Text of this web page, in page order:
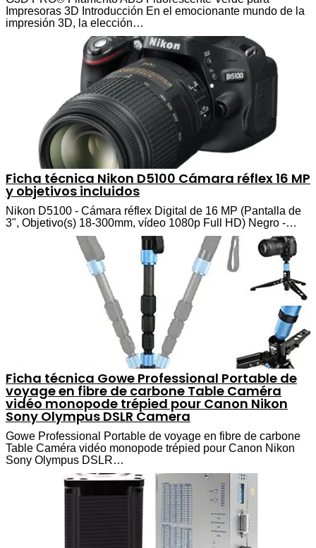
Impresoras 3D Introducción En el emocionante mundo de la
impresión 3D, la elección…
Ficha técnica Nikon D5100 Cámara réflex 16 MP
y objetivos incluidos
Nikon D5100 - Cámara réflex Digital de 16 MP (Pantalla de
3", Objetivo(s) 18-300mm, vídeo 1080p Full HD) Negro -…
Ficha técnica Gowe Professional Portable de
voyage en fibre de carbone Table Caméra
vidéo monopode trépied pour Canon Nikon
Sony Olympus DSLR Camera
Gowe Professional Portable de voyage en fibre de carbone
Table Caméra vidéo monopode trépied pour Canon Nikon
Sony Olympus DSLR…